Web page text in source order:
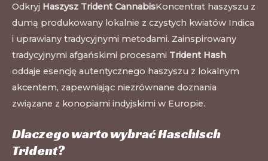
Odkryj Haszysz Trident CannabisKoncentrat haszyszu z
dumą produkowany lokalnie z czystych kwiatów Indica
i uprawiany tradycyjnymi metodami. Zainspirowany
tradycyjnymi afgańskimi procesami Trident Hash
oddaje esencję autentycznego haszyszu z lokalnym
akcentem, zapewniając niezrównane doznania
związane z konopiami indyjskimi w Europie.
Dlaczego warto wybrać Haschisch
Trident?